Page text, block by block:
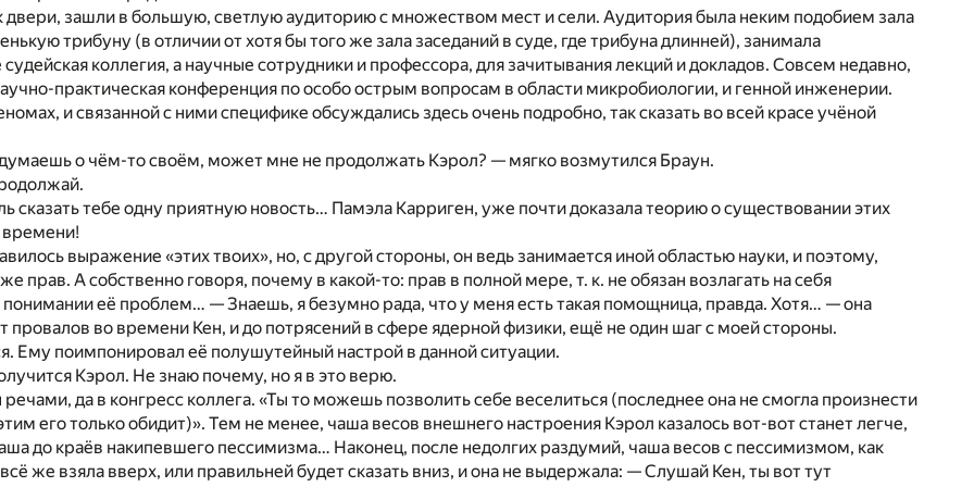
зашли в большую, светлую аудиторию с множеством мест и сели. Аудитория была неким подобием зала
трибуну (в отличии от хотя бы того же зала заседаний в суде, где трибуна длинней), занимала
коллегия, а научные сотрудники и профессора, для зачитывания лекций и докладов. Совсем недавно,
практическая конференция по особо острым вопросам в области микробиологии, и генной инженерии.
и связанной с ними специфике обсуждались здесь очень подробно, так сказать во всей красе учёной
о чём-то своём, может мне не продолжать Кэрол? — мягко возмутился Браун.
сказать тебе одну приятную новость… Памэла Карриген, уже почти доказала теорию о существовании этих
времени!
выражение «этих твоих», но, с другой стороны, он ведь занимается иной областью науки, и поэтому,
прав. А собственно говоря, почему в какой-то: прав в полной мере, т. к. не обязан возлагать на себя
понимании её проблем… — Знаешь, я безумно рада, что у меня есть такая помощница, правда. Хотя… — она
провалов во времени Кен, и до потрясений в сфере ядерной физики, ещё не один шаг с моей стороны.
Ему поимпонировал её полушутейный настрой в данной ситуации.
Кэрол. Не знаю почему, но я в это верю.
да в конгресс коллега. «Ты то можешь позволить себе веселиться (последнее она не смогла произнести
его только обидит)». Тем не менее, чаша весов внешнего настроения Кэрол казалось вот-вот станет легче,
до краёв накипевшего пессимизма… Наконец, после недолгих раздумий, чаша весов с пессимизмом, как
же взяла вверх, или правильней будет сказать вниз, и она не выдержала: — Слушай Кен, ты вот тут